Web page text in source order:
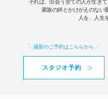
それは、出会う全ての人が生き
家族の絆とかけがえのない
人を、人生
撮影のご予約はこちらから
スタジオ予約